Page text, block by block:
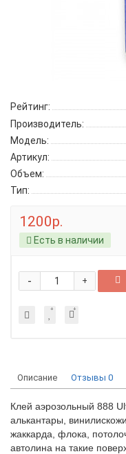
Рейтинг:
Производитель:
Модель:
Артикул:
Объем:
Тип:
1200р.
Есть в наличии
+
-
Описание Отзывы 0
Клей аэрозольный 888
алькантары,
жаккарда, флока,
автолина на такие